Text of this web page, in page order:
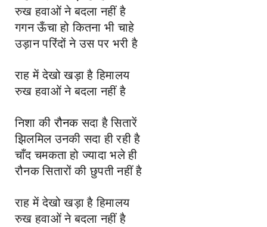
रुख हवाओं ने बदला नहीं है
गगन ऊँचा हो कितना भी चाहे
उड़ान परिंदों ने उस पर भरी है
राह में देखो खड़ा है हिमालय
रुख हवाओं ने बदला नहीं है
निशा कीरौनकसदा है सितारें
झिलमिल उनकी सदा ही रही है
चाँद चमकता हो ज्यादा भले ही
रौनक सितारों की छुपती नहीं है
राह में देखो खड़ा है हिमालय
रुख हवाओं ने बदला नहीं है